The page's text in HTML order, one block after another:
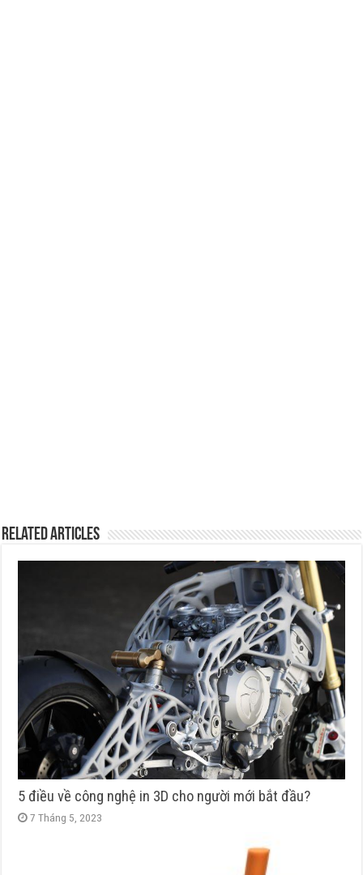
Related Articles
5 điều về công nghệ in 3D cho người mới bắt đầu?
7 Tháng 5, 2023